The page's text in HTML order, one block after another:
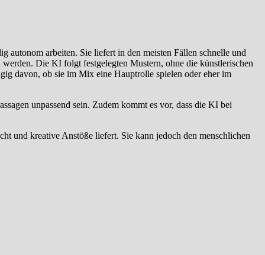
autonom arbeiten. Sie liefert in den meisten Fällen schnelle und
Die KI folgt festgelegten Mustern, ohne die künstlerischen
davon, ob sie im Mix eine Hauptrolle spielen oder eher im
unpassend sein. Zudem kommt es vor, dass die KI bei
und kreative Anstöße liefert. Sie kann jedoch den menschlichen